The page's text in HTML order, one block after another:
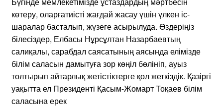
көтеру, оларғатиісті жағдай жасау үшін үлкен іс-
шаралар басталып, жүзеге асырылуда. Өздеріңіз
білесіздер, Елбасы Нұрсұлтан Назарбаевтың
салиқалы, сарабдал саясатының аясында елімізде
білім саласын дамытуға зор көңіл бөлініп, ауыз
толтырып айтарлық жетістіктерге қол жеткіздік. Қазіргі
уақытта ел Президенті Қасым-Жомарт Тоқаев білім
саласына ерек